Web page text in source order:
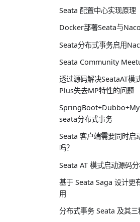
Seata 配置中心实现原理
Docker部署Seata与
Seata分布式事务启用
Seata Community
透过源码解决SeataAT模
Plus失去MP特性的问题
seata分布式事务
Seata 客户端需要同时启
吗？
Seata AT 模式启动源码
基于 Seata Saga 设计更
用
分布式事务 Seata 及其